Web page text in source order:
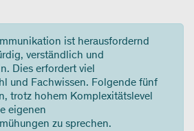
ist herausfordernd
verständlich und
Dies erfordert viel
und Fachwissen. Folgende fünf
trotz hohem Komplexitätslevel
eigenen
zu sprechen.